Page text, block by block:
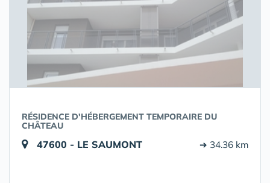
RÉSIDENCE D'HÉBERGEMENT TEMPORAIRE DU
CHÂTEAU
47600 - LE SAUMONT ➔ 34.36 km